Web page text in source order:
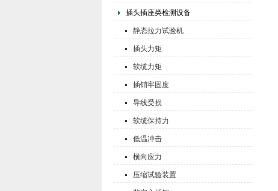
插头插座类检测设备
静态拉力试验机
插头力矩
软缆力矩
插销牢固度
导线受损
软缆保持力
低温冲击
横向应力
压缩试验装置